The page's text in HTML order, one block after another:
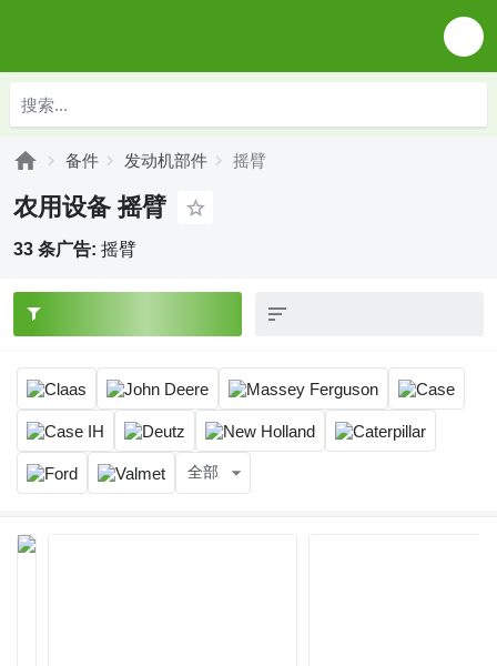
备件 发动机部件 摇臂
农用设备 摇臂
33 条广告: 摇臂
全部